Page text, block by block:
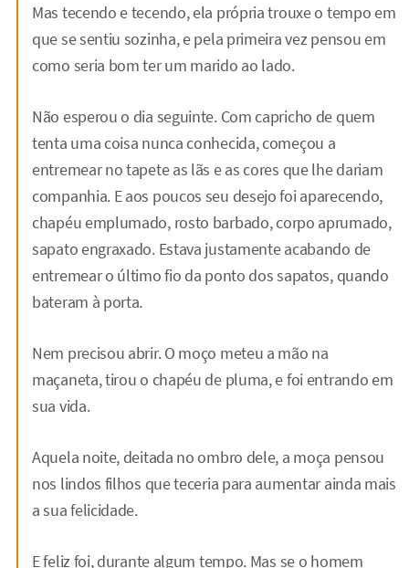
Mas tecendo e tecendo, ela própria trouxe o tempo em
que se sentiu sozinha, e pela primeira vez pensou em
como seria bom ter um marido ao lado.
Não esperou o dia seguinte. Com capricho de quem
tenta uma coisa nunca conhecida, começou a
entremear no tapete as lãs e as cores que lhe dariam
companhia. E aos poucos seu desejo foi aparecendo,
chapéu emplumado, rosto barbado, corpo aprumado,
sapato engraxado. Estava justamente acabando de
entremear o último fio da ponto dos sapatos, quando
bateram à porta.
Nem precisou abrir. O moço meteu a mão na
maçaneta, tirou o chapéu de pluma, e foi entrando em
sua vida.
Aquela noite, deitada no ombro dele, a moça pensou
nos lindos filhos que teceria para aumentar ainda mais
a sua felicidade.
E feliz foi, durante algum tempo. Mas se o homem